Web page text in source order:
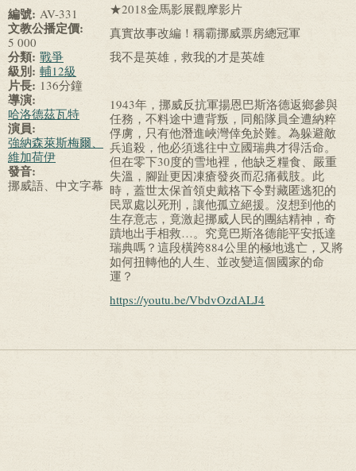
編號: AV-331
文教公播定價:
5 000
分類: 戰爭
級別: 輔12級
片長: 136分鐘
導演:
哈洛德茲瓦特
演員:
強納森萊斯梅爾、
維加荷伊
發音:
挪威語、中文字幕
★2018金馬影展觀摩影片
真實故事改編！稱霸挪威票房總冠軍
我不是英雄，救我的才是英雄
1943年，挪威反抗軍揚恩巴斯洛德返鄉參與
任務，不料途中遭背叛，同船隊員全遭納粹
俘虜，只有他潛進峽灣倖免於難。為躲避敵
兵追殺，他必須逃往中立國瑞典才得活命。
但在零下30度的雪地裡，他缺乏糧食、嚴重
失溫，腳趾更因凍瘡發炎而忍痛截肢。此
時，蓋世太保首領史戴格下令對藏匿逃犯的
民眾處以死刑，讓他孤立絕援。沒想到他的
生存意志，竟激起挪威人民的團結精神，奇
蹟地出手相救…。究竟巴斯洛德能平安抵達
瑞典嗎？這段橫跨884公里的極地逃亡，又將
如何扭轉他的人生、並改變這個國家的命
運？
https://youtu.be/VbdvOzdALJ4